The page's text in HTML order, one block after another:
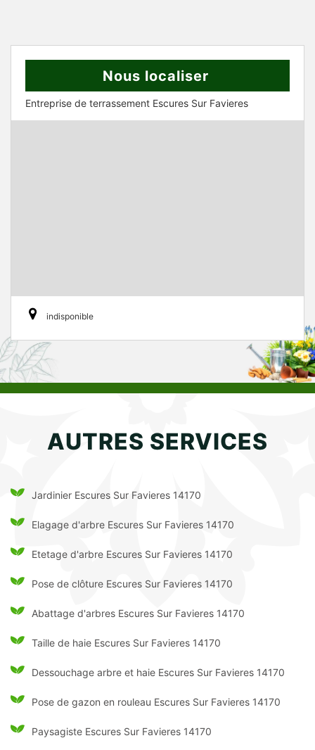
Nous localiser
Entreprise de terrassement Escures Sur Favieres
indisponible
AUTRES SERVICES
Jardinier Escures Sur Favieres 14170
Elagage d'arbre Escures Sur Favieres 14170
Etetage d'arbre Escures Sur Favieres 14170
Pose de clôture Escures Sur Favieres 14170
Abattage d'arbres Escures Sur Favieres 14170
Taille de haie Escures Sur Favieres 14170
Dessouchage arbre et haie Escures Sur Favieres 14170
Pose de gazon en rouleau Escures Sur Favieres 14170
Paysagiste Escures Sur Favieres 14170